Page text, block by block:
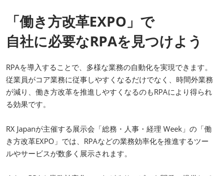
「働き方改革EXPO」で
自社に必要なRPAを見つけよう
RPAを導入することで、多様な業務の自動化を実現できます。
従業員がコア業務に従事しやすくなるだけでなく、時間外業務
が減り、働き方改革を推進しやすくなるのもRPAにより得られ
る効果です。
RX Japanが主催する展示会「総務・人事・経理 Week」の「働
き方改革EXPO」では、RPAなどの業務効率化を推進するツー
ルやサービスが数多く展示されます。